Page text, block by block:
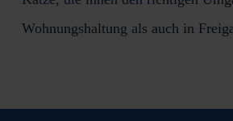
Wohnungshaltung als auch in